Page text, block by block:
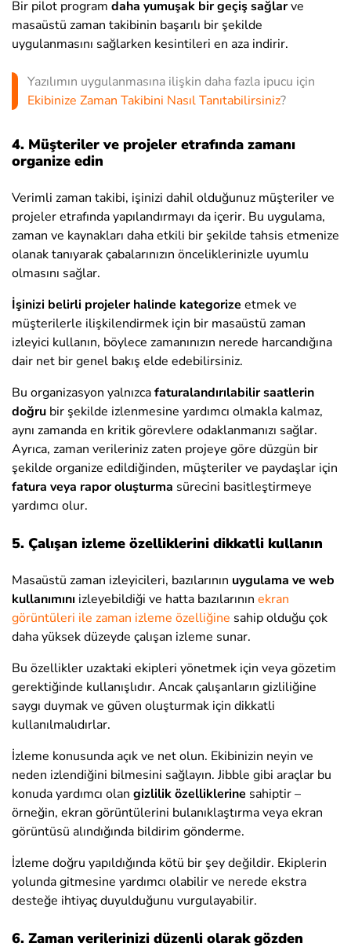
Bir pilot program daha yumuşak bir geçiş sağlarve
masaüstü zaman takibinin başarılı bir şekilde
uygulanmasını sağlarken kesintileri en aza indirir.
Yazılımın uygulanmasına ilişkin daha fazla ipucu için
Ekibinize Zaman Takibini Nasıl Tanıtabilirsiniz?
4. Müşteriler ve projeler etrafında zamanı
organize edin
Verimli zaman takibi, işinizi dahil olduğunuz müşteriler ve
projeler etrafında yapılandırmayı da içerir. Bu uygulama,
zaman ve kaynakları daha etkili bir şekilde tahsis etmenize
olanak tanıyarak çabalarınızın önceliklerinizle uyumlu
olmasını sağlar.
İşinizi belirli projeler halinde kategorize etmek ve
müşterilerle ilişkilendirmek için bir masaüstü zaman
izleyici kullanın, böylece zamanınızın nerede harcandığına
dair net bir genel bakış elde edebilirsiniz.
Bu organizasyon yalnızcafaturalandırılabilir saatlerin
doğru bir şekilde izlenmesine yardımcı olmakla kalmaz,
aynı zamanda en kritik görevlere odaklanmanızı sağlar.
Ayrıca, zaman verileriniz zaten projeye göre düzgün bir
şekilde organize edildiğinden, müşteriler ve paydaşlar için
fatura veya rapor oluşturma sürecini basitleştirmeye
yardımcı olur.
5. Çalışan izleme özelliklerini dikkatli kullanın
Masaüstü zaman izleyicileri, bazılarının uygulama ve web
kullanımını izleyebildiği ve hatta bazılarının ekran
görüntüleri ile zaman izleme özelliğine sahip olduğu çok
daha yüksek düzeyde çalışan izleme sunar.
Bu özellikler uzaktaki ekipleri yönetmek için veya gözetim
gerektiğinde kullanışlıdır. Ancak çalışanların gizliliğine
saygı duymak ve güven oluşturmak için dikkatli
kullanılmalıdırlar.
İzleme konusunda açık ve net olun. Ekibinizin neyin ve
neden izlendiğini bilmesini sağlayın. Jibble gibi araçlar bu
konuda yardımcı olan gizlilik özelliklerine sahiptir –
örneğin, ekran görüntülerini bulanıklaştırma veya ekran
görüntüsü alındığında bildirim gönderme.
İzleme doğru yapıldığında kötü bir şey değildir. Ekiplerin
yolunda gitmesine yardımcı olabilir ve nerede ekstra
desteğe ihtiyaç duyulduğunu vurgulayabilir.
6. Zaman verilerinizi düzenli olarak gözden